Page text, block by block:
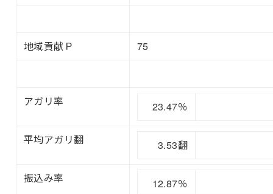
地域貢献Ｐ 75
アガリ率 23.47％
平均アガリ翻 3.53翻
振込み率 12.87％